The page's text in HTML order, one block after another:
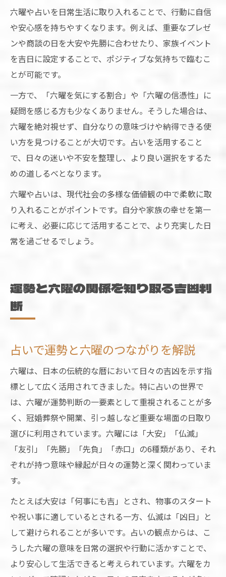
六曜や占いを日常生活に取り入れることで、行動に自信
や安心感を持ちやすくなります。例えば、重要なプレゼ
ンや商談の日を大安や先勝に合わせたり、家族イベント
を吉日に設定することで、ポジティブな気持ちで臨むこ
とが可能です。
一方で、「六曜を気にする割合」や「六曜の信憑性」に
疑問を感じる方も少なくありません。そうした場合は、
六曜を絶対視せず、自分なりの意味づけや納得できる使
い方を見つけることが大切です。占いを活用すること
で、日々の迷いや不安を整理し、より良い選択をするた
めの道しるべとなります。
六曜や占いは、現代社会の多様な価値観の中で柔軟に取
り入れることがポイントです。自分や家族の幸せを第一
に考え、必要に応じて活用することで、より充実した日
常を過ごせるでしょう。
運勢と六曜の関係を知り取る吉凶判
断
占いで運勢と六曜のつながりを解説
六曜は、日本の伝統的な暦において日々の吉凶を示す指
標として広く活用されてきました。特に占いの世界で
は、六曜が運勢判断の一要素として重視されることが多
く、冠婚葬祭や開業、引っ越しなど重要な場面の日取り
選びに利用されています。六曜には「大安」「仏滅」
「友引」「先勝」「先負」「赤口」の6種類があり、それ
ぞれが持つ意味や縁起が日々の運勢と深く関わっていま
す。
たとえば大安は「何事にも吉」とされ、物事のスタート
や祝い事に適しているとされる一方、仏滅は「凶日」と
して避けられることが多いです。占いの観点からは、こ
うした六曜の意味を日常の選択や行動に活かすことで、
より安心して生活できると考えられています。六曜をカ